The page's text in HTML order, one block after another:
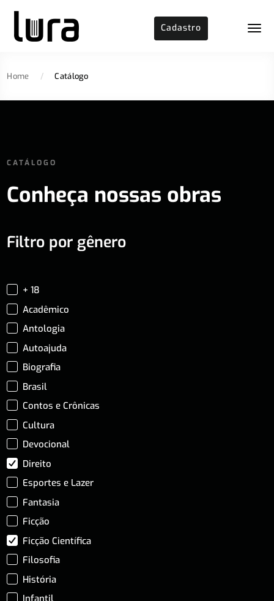
Cadastro
Home / Catálogo
CATÁLOGO
Conheça nossas obras
Filtro por gênero
+ 18
Acadêmico
Antologia
Autoajuda
Biografia
Brasil
Contos e Crônicas
Cultura
Devocional
Direito
Esportes e Lazer
Fantasia
Ficção
Ficção Científica
Filosofia
História
Infantil